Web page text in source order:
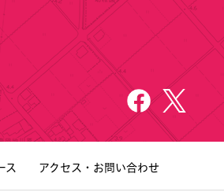
ス アクセス・お問い合わせ